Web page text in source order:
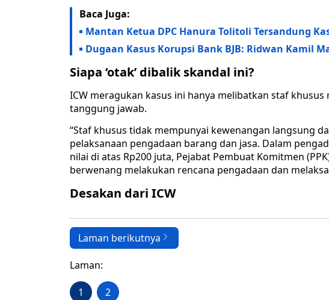
Baca Juga:
Mantan Ketua DPC Hanura Tolitoli Tersandung
Dugaan Kasus Korupsi Bank BJB: Ridwan Kamil
Siapa ‘otak’ dibalik skandal ini?
ICW meragukan kasus ini hanya melibatkan staf
tanggung jawab.
“Staf khusus tidak mempunyai kewenangan langsung
pelaksanaan pengadaan barang dan jasa. Dalam
nilai di atas Rp200 juta, Pejabat Pembuat Komitmen
berwenang melakukan rencana pengadaan dan
Desakan dari ICW
Laman berikutnya
Laman:
1 2